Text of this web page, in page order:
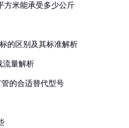
方米能承受多少公斤
的区别及其标准解析
流量解析
管的合适替代型号